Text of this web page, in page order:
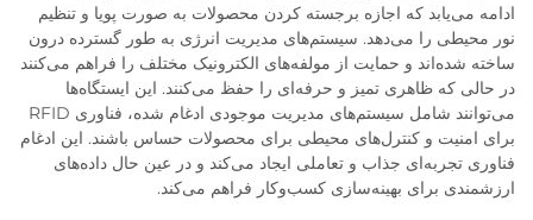
ادامه می‌یابد که اجازه برجسته کردن محصولات به صورت پویا و تنظیم
نور محیطی را می‌دهد. سیستم‌های مدیریت انرژی به طور گسترده درون
ساخته شده‌اند و حمایت از مولفه‌های الکترونیک مختلف را فراهم می‌کنند
در حالی که ظاهری تمیز و حرفه‌ای را حفظ می‌کنند. این ایستگاه‌ها
می‌توانند شامل سیستم‌های مدیریت موجودی ادغام شده، فناوری RFID
برای امنیت و کنترل‌های محیطی برای محصولات حساس باشند. این ادغام
فناوری تجربه‌ای جذاب و تعاملی ایجاد می‌کند و در عین حال داده‌های
ارزشمندی برای بهینه‌سازی کسب‌وکار فراهم می‌کند.